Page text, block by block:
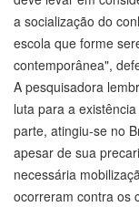
a socialização do
escola que forme
contemporânea",
A pesquisadora
luta para a
parte, atingiu-se no
apesar de sua
necessária
ocorreram contra os